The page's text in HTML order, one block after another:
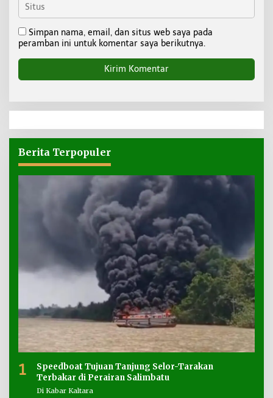
Simpan nama, email, dan situs web saya pada
peramban ini untuk komentar saya berikutnya.
Berita Terpopuler
1
Speedboat Tujuan Tanjung Selor-Tarakan
Terbakar di Perairan Salimbatu
Di Kabar Kaltara